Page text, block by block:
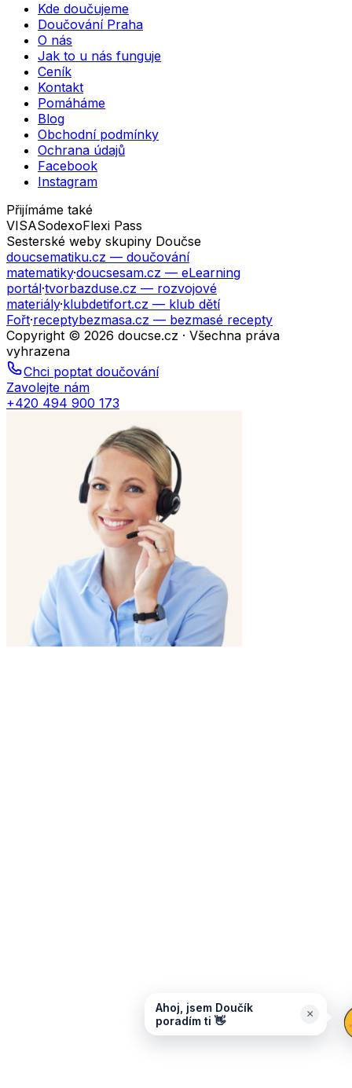
Kde doučujeme
Doučování Praha
O nás
Jak to u nás funguje
Ceník
Kontakt
Pomáháme
Blog
Obchodní podmínky
Ochrana údajů
Facebook
Instagram
Přijímáme také
VISASodexoFlexi Pass
Sesterské weby skupiny Doučse
doucsematiku.cz — doučování
matematiky·doucsesam.cz — eLearning
portál·tvorbazduse.cz — rozvojové
materiály·klubdetifort.cz — klub dětí
Fořt·receptybezmasa.cz — bezmasé recepty
Copyright © 2026 doucse.cz · Všechna práva
vyhrazena
Chci poptat doučování
Zavolejte nám
+420 494 900 173
Ahoj, jsem Doučík
poradím ti 👋
×